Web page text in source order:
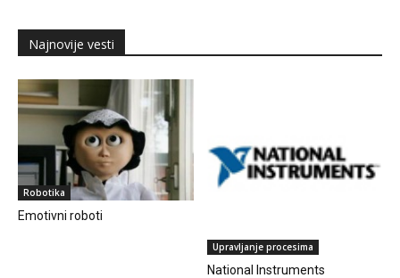
Najnovije vesti
Robotika
Emotivni roboti
Upravljanje procesima
National Instruments